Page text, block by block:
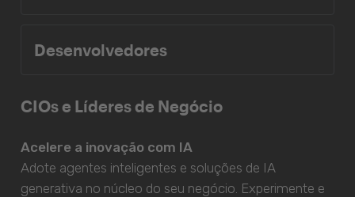
Desenvolvedores
CIOs e Líderes de Negócio
Acelere a inovação com IA
Adote agentes inteligentes e soluções de IA
generativa no núcleo do seu negócio. Experimente e